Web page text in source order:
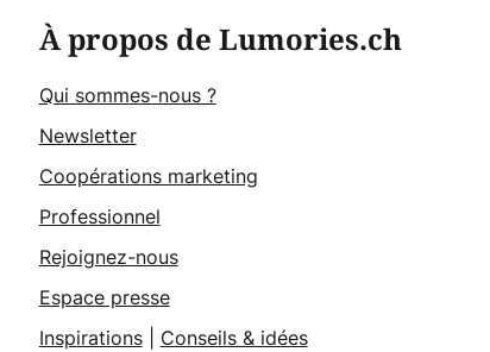
À propos de Lumories.ch
Qui sommes-nous ?
Newsletter
Coopérations marketing
Professionnel
Rejoignez-nous
Espace presse
Inspirations| Conseils & idées